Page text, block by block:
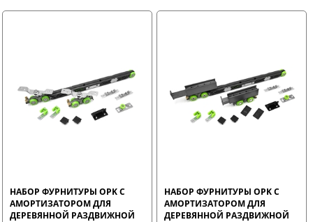
НАБОР ФУРНИТУРЫ OPK С
АМОРТИЗАТОРОМ ДЛЯ
ДЕРЕВЯННОЙ РАЗДВИЖНОЙ
НАБОР ФУРНИТУРЫ OPK С
АМОРТИЗАТОРОМ ДЛЯ
ДЕРЕВЯННОЙ РАЗДВИЖНОЙ